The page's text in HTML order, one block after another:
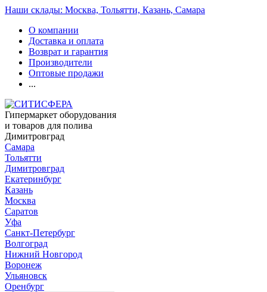
Наши склады: Москва, Тольятти, Казань, Самара
О компании
Доставка и оплата
Возврат и гарантия
Производители
Оптовые продажи
...
Гипермаркет оборудования
и товаров для полива
Димитровград
Самара
Тольятти
Димитровград
Екатеринбург
Казань
Москва
Саратов
Уфа
Санкт-Петербург
Волгоград
Нижний Новгород
Воронеж
Ульяновск
Оренбург